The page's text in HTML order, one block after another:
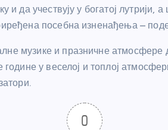
да учествују у богатој лутрији,
посебна изненађења –
музике и празничне атмосфере
у веселој и топлој
0